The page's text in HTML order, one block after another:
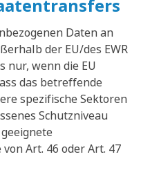
Daten an
der EU/des EWR
nur, wenn die EU
das betreffende
spezifische Sektoren
Schutzniveau
Art. 46 oder Art. 47